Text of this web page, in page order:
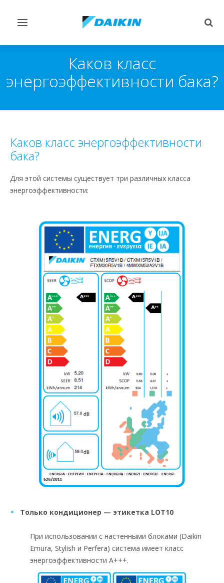
Переключить
Каков класс
энергоэффективности бака?
Каков класс энергоэффективности
бака?
Для этой системы существует три различных класса
энергоэффективности:
Только кондиционер — этикетка LOT10
При использовании с настенными блоками (Daikin
Emura, Stylish и Perfera) система имеет класс
энергоэффективности А+++.